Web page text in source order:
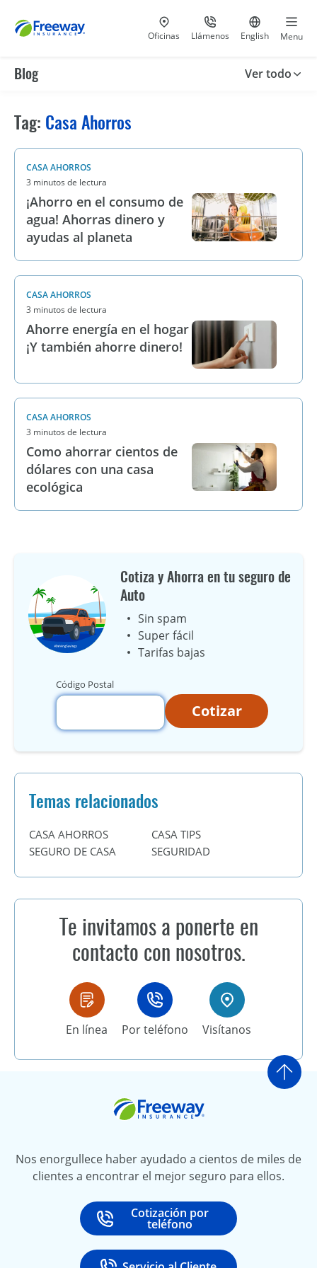
Visita nuestras
Oficinas Llámenos
al 800-441-5533
Ir al sitio
English Menu
Blog Ver todo
Tag: Casa Ahorros
CASA AHORROS
3 minutos de lectura
¡Ahorro en el consumo de
agua! Ahorras dinero y
ayudas al planeta
CASA AHORROS
3 minutos de lectura
Ahorre energía en el hogar
¡Y también ahorre dinero!
CASA AHORROS
3 minutos de lectura
Como ahorrar cientos de
dólares con una casa
ecológica
Cotiza y Ahorra en tu seguro de
Auto
Sin spam
Super fácil
Tarifas bajas
Código Postal
Cotizar
Temas relacionados
CASA AHORROS
CASA TIPS
SEGURO DE CASA
SEGURIDAD
Te invitamos a ponerte en
contacto con nosotros.
En línea Por teléfono Visítanos
Ir
Nos enorgullece haber ayudado a cientos de miles de
clientes a encontrar el mejor seguro para ellos.
Call
Cotización por
teléfono
at